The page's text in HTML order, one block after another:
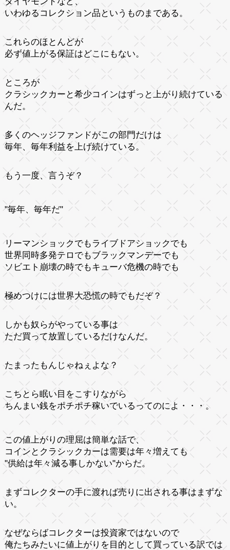
いわゆるコレクション品というものまである。
これらのほとんどが
必ず値上がる保証はどこにもない。
ところが
クラシックカーと希少コインはずっと上がり続けている
んだ。
多くのヘッジファンドがこの部門だけは
毎年、毎年利益を上げ続けている。
もう一度、言うぞ？
"毎年、毎年だ"
リーマンショックでもライブドアショックでも
世界同時多発テロでもブラックマンデーでも
ソビエト崩壊の時でもキューバ危機の時でも
極めつけには世界大恐慌の時でもだぞ？
しかも奴らがやっている事は
ただ買って放置しているだけなんだ。
たまったもんじゃねぇよな？
こちとら眠い目をこすりながら
ちんまい銭をポチポチ稼いでいるってのによ・・・。
この値上がりの理屈は簡単な話で、
コインとクラシックカーは需要は年々増えても
"供給は年々減る事しかない"からだ。
まずコレクターの手に渡れば売りに出される事はまずな
い。
なぜならばコレクターは投資家ではないので
俺たちみたいに値上がりを目的として買っている訳では